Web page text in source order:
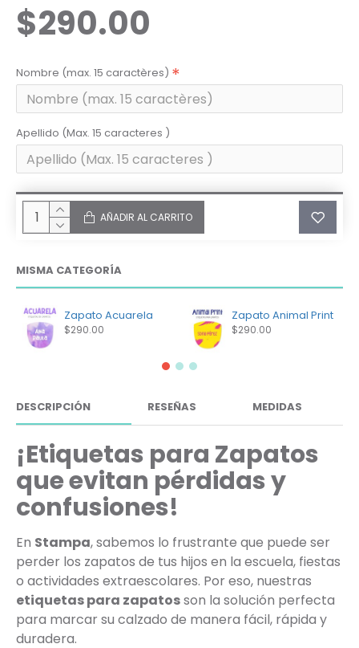
$290.00
Nombre (max. 15 caractères)
Apellido (Max. 15 caracteres )
AÑADIR AL CARRITO
MISMA CATEGORÍA
Zapato Acuarela
$290.00
Zapato Animal Print
$290.00
DESCRIPCIÓN RESEÑAS MEDIDAS
¡Etiquetas para Zapatos
que evitan pérdidas y
confusiones!
En Stampa, sabemos lo frustrante que puede ser
perder los zapatos de tus hijos en la escuela, fiestas
o actividades extraescolares. Por eso, nuestras
etiquetas para zapatosson la solución perfecta
para marcar su calzado de manera fácil, rápida y
duradera.